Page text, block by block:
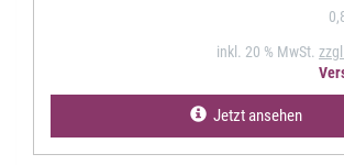
inkl. 20 % MwSt.
Jetzt ansehen